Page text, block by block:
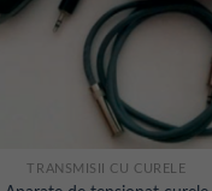
TRANSMISII CU CURELE